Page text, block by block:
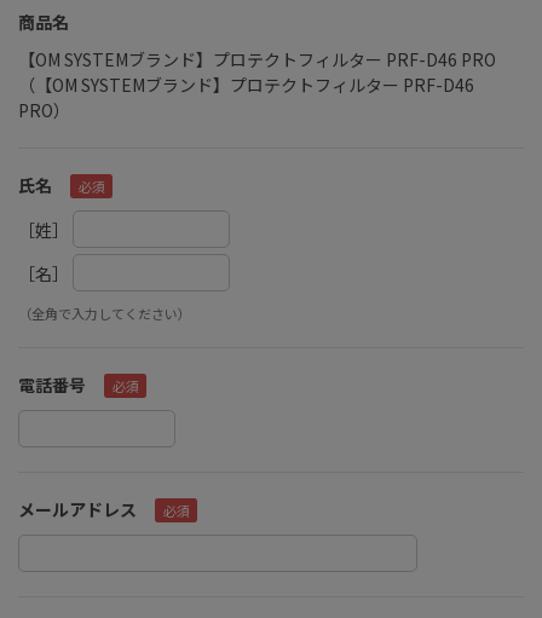
商品名
【OM SYSTEMブランド】プロテクトフィルター PRF-D46 PRO
（【OM SYSTEMブランド】プロテクトフィルター PRF-D46
PRO）
氏名
［姓］
［名］
（全角で入力してください）
電話番号
メールアドレス